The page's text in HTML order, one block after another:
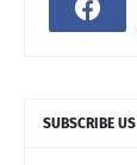
SUBSCRIBE US